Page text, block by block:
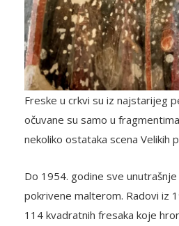
Freske u crkvi su iz najstarijeg
očuvane su samo u
nekoliko ostataka scena Velikih
Do 1954. godine sve
pokrivene malterom. Radovi iz
114 kvadratnih fresaka koje